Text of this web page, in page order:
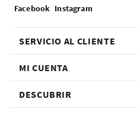
SERVICIO AL CLIENTE
MI CUENTA
DESCUBRIR